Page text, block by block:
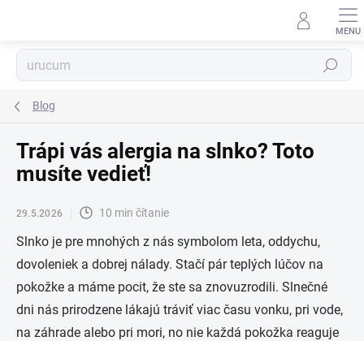
Hľadať
Blog
Trápi vás alergia na slnko? Toto
musíte vedieť!
29.5.2026 10 min čítanie
Slnko je pre mnohých z nás symbolom leta, oddychu,
dovoleniek a dobrej nálady. Stačí pár teplých lúčov na
pokožke a máme pocit, že ste sa znovuzrodili. Slnečné
dni nás prirodzene lákajú tráviť viac času vonku, pri vode,
na záhrade alebo pri mori, no nie každá pokožka reaguje